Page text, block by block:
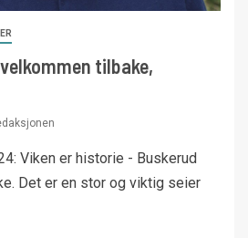
tilbake,
Viken er historie - Buskerud
Det er en stor og viktig seier